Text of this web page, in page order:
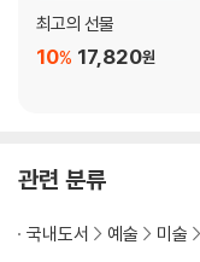
4. White Grape 청포도
6. Blueberry 블루베리
10. Cherry 체리
12. Tangerine 귤
최고의 선물
17,820원
10%
관련 분류
국내도서 예술 미술